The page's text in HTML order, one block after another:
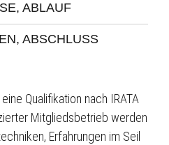
ABLAUF
ABSCHLUSS
Qualifikation nach IRATA
Mitgliedsbetrieb werden
Erfahrungen im Seil